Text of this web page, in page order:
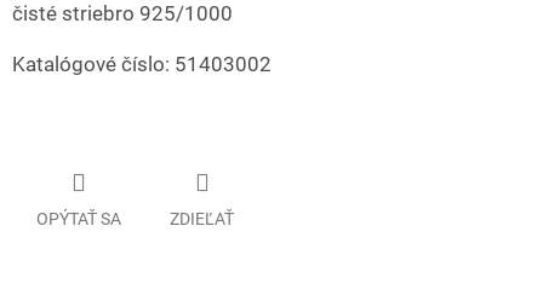
čisté striebro 925/1000
Katalógové číslo: 51403002
OPÝTAŤ SA ZDIEĽAŤ